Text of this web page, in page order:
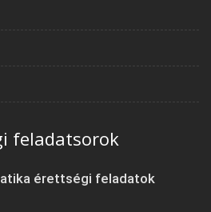
feladatsorok
érettségi feladatok